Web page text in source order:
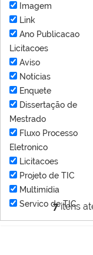
7itens
Imagem
Link
Ano Publicacao
Licitacoes
Aviso
Notícias
Enquete
Dissertação de
Mestrado
Fluxo Processo
Eletronico
Licitacoes
Projeto de TIC
Multimídia
Servico de TIC